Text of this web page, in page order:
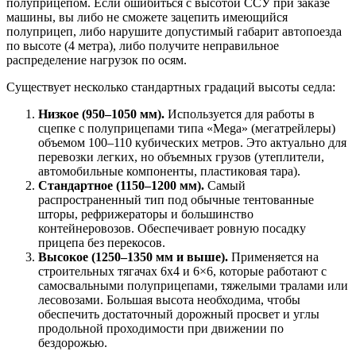
полуприцепом. Если ошибиться с высотой ССУ при заказе
машины, вы либо не сможете зацепить имеющийся
полуприцеп, либо нарушите допустимый габарит автопоезда
по высоте (4 метра), либо получите неправильное
распределение нагрузок по осям.
Существует несколько стандартных градаций высоты седла:
Низкое (950–1050 мм). Используется для работы в
сцепке с полуприцепами типа «Mega» (мегатрейлеры)
объемом 100–110 кубических метров. Это актуально для
перевозки легких, но объемных грузов (утеплители,
автомобильные компоненты, пластиковая тара).
Стандартное (1150–1200 мм). Самый
распространенный тип под обычные тентованные
шторы, рефрижераторы и большинство
контейнеровозов. Обеспечивает ровную посадку
прицепа без перекосов.
Высокое (1250–1350 мм и выше). Применяется на
строительных тягачах 6х4 и 6×6, которые работают с
самосвальными полуприцепами, тяжелыми тралами или
лесовозами. Большая высота необходима, чтобы
обеспечить достаточный дорожный просвет и углы
продольной проходимости при движении по
бездорожью.